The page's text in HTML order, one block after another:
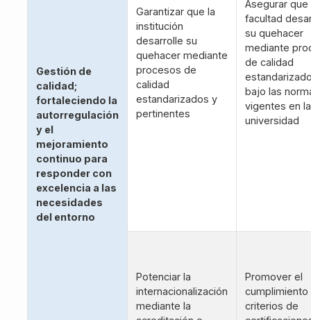
Gestión de
calidad;
fortaleciendo la
autorregulación
y el
mejoramiento
continuo para
responder con
excelencia a las
necesidades
del entorno
Garantizar que la
institución
desarrolle su
quehacer mediante
procesos de
calidad
estandarizados y
pertinentes
Asegurar que
facultad
su quehacer
mediante
de calidad
bajo las
vigentes en la
universidad
Potenciar la
internacionalización
mediante la
Promover el
cumplimiento
criterios de